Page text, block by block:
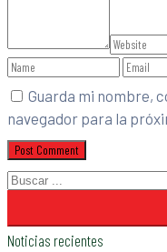
Guarda mi nombre,
navegador para la
Noticias recientes